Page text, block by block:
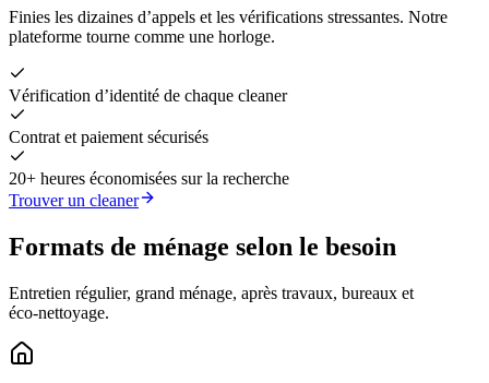
Finies les dizaines d’appels et les vérifications stressantes. Notre
plateforme tourne comme une horloge.
Vérification d’identité de chaque cleaner
Contrat et paiement sécurisés
20+ heures économisées sur la recherche
Trouver un cleaner
Formats de ménage selon le besoin
Entretien régulier, grand ménage, après travaux, bureaux et
éco‑nettoyage.